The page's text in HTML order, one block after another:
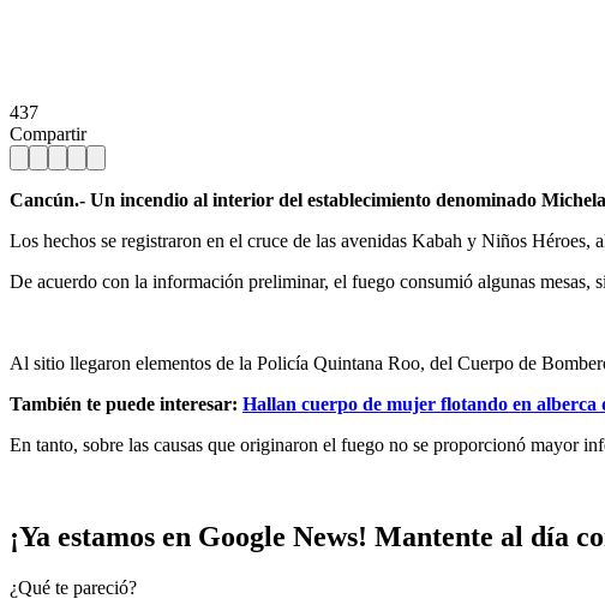
437
Compartir
Cancún.- Un incendio al interior del establecimiento denominado
Los hechos se registraron en el cruce de las avenidas Kabah y Niños Héroes,
De acuerdo con la información preliminar, el fuego consumió algunas
Al sitio llegaron elementos de la Policía Quintana Roo, del Cuerpo de
También te puede interesar: Hallan cuerpo de mujer flotando en alberca
En tanto, sobre las causas que originaron el fuego no se proporcionó mayor
¡Ya estamos en Google News! Mantente al día
¿Qué te pareció?